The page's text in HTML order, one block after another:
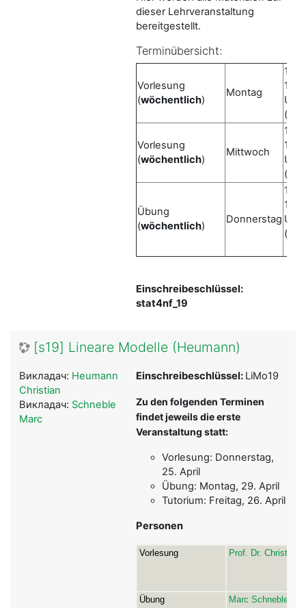
dieser Lehrveranstaltung
bereitgestellt.
Terminübersicht:
Vorlesung
(wöchentlich)
Montag
12 -
14
Uhr
(c.t.)
Vorlesung
(wöchentlich)
Mittwoch
14 -
16
Uhr
(c.t.)
Übung
(wöchentlich)
Donnerstag
12 -
14
Uhr
(c.t.)
Einschreibeschlüssel:
stat4nf_19
[s19] Lineare Modelle (Heumann)
Einschreibeschlüssel: LiMo19
Zu den folgenden Terminen
findet jeweils die erste
Veranstaltung statt:
Vorlesung: Donnerstag,
25. April
Übung: Montag, 29. April
Tutorium: Freitag, 26. April
Personen
Vorlesung Prof. Dr. Christian
Übung Marc Schneble
Викладач: Heumann
Christian
Викладач: Schneble
Marc